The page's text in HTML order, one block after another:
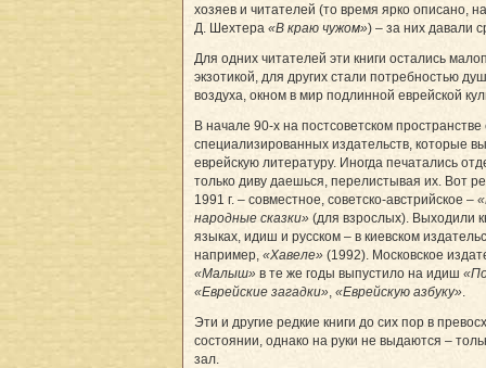
хозяев и читателей (то время ярко описано,
Д. Шехтера «В краю чужом») – за них давали
Для одних читателей эти книги остались
экзотикой, для других стали потребностью
воздуха, окном в мир подлинной еврейской
В начале 90-х на постсоветском
специализированных издательств, которые
еврейскую литературу. Иногда печатались
только диву даешься, перелистывая их. Вот
1991 г. – совместное, советско-австрийское –
народные сказки» (для взрослых). Выходили
языках, идиш и русском – в киевском
например, «Хавеле» (1992). Московское
«Малыш» в те же годы выпустило на идиш
«Еврейские загадки» «Еврейскую азбуку»
Эти и другие редкие книги до сих пор в
состоянии, однако на руки не выдаются –
зал.